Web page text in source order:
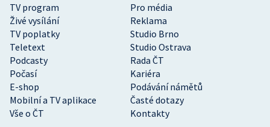
TV program
Pro média
Živé vysílání
Reklama
TV poplatky
Studio Brno
Teletext
Studio Ostrava
Podcasty
Rada ČT
Počasí
Kariéra
E-shop
Podávání námětů
Mobilní a TV aplikace
Časté dotazy
Vše o ČT
Kontakty